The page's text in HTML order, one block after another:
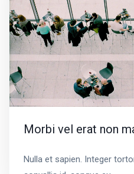
Morbi vel erat non
Nulla et sapien. Integer